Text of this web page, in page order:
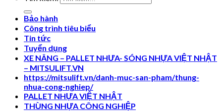
Bảo hành
Công trình tiêu biểu
Tin tức
Tuyển dụng
XE NÂNG – PALLET NHƯA- SÓNG NHỰA VIỆT NHẬT
– MITSULIFT.VN
https://mitsulift.vn/danh-muc-san-pham/thung-
nhua-cong-nghiep/
PALLET NHỰA VIỆT NHẬT
THÙNG NHỰA CÔNG NGHIỆP